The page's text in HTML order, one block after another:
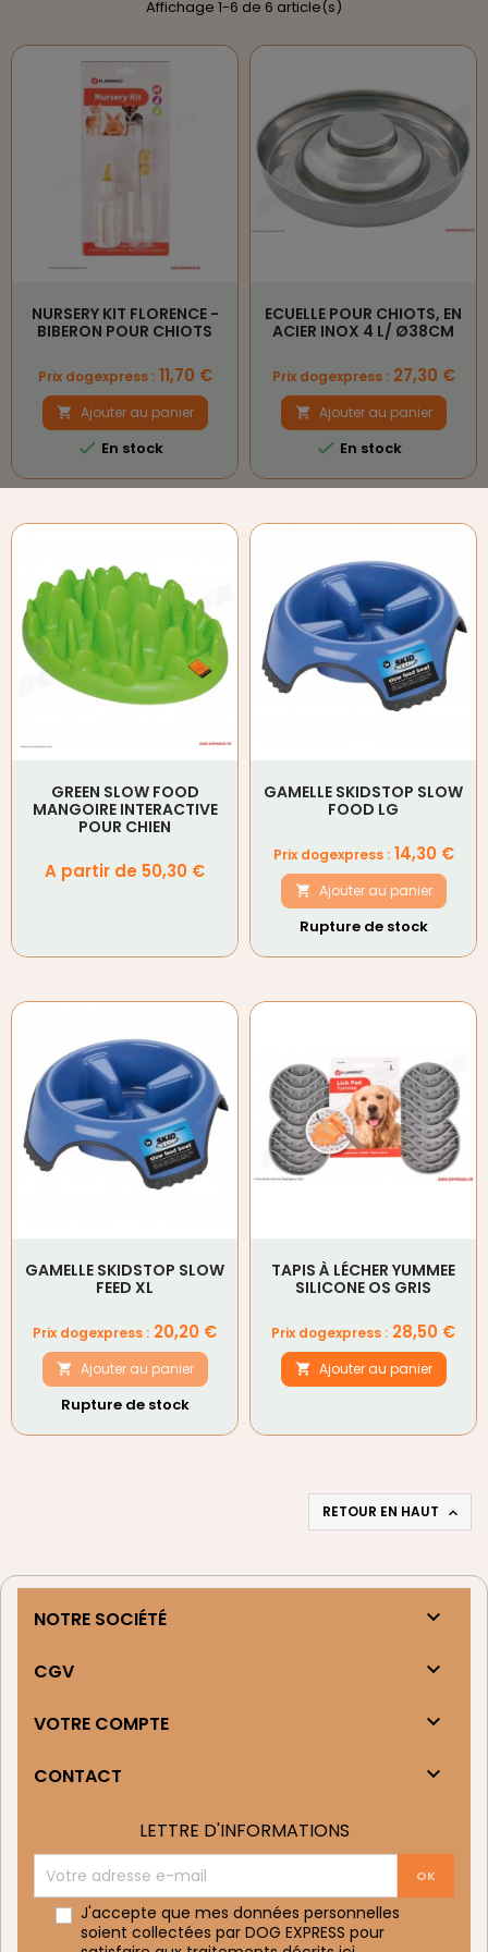
Affichage 1-6 de 6 article(s)
NURSERY KIT FLORENCE -
BIBERON POUR CHIOTS
Prix
Prix dogexpress :11,70 €
 Ajouter au panier
 En stock
ECUELLE POUR CHIOTS, EN
ACIER INOX 4 L/ Ø38CM
Prix
Prix dogexpress :27,30 €
 Ajouter au panier
 En stock
GREEN SLOW FOOD
MANGOIRE INTERACTIVE
POUR CHIEN
Prix
A partir de 50,30 €
GAMELLE SKIDSTOP SLOW
FOOD LG
Prix
Prix dogexpress :14,30 €
 Ajouter au panier
Rupture de stock
GAMELLE SKIDSTOP SLOW
FEED XL
Prix
Prix dogexpress : 20,20 €
 Ajouter au panier
Rupture de stock
TAPIS À LÉCHER YUMMEE
SILICONE OS GRIS
Prix
Prix dogexpress : 28,50 €
 Ajouter au panier
RETOUR EN HAUT 
NOTRE SOCIÉTÉ 
CGV 
VOTRE COMPTE 
CONTACT 
LETTRE D'INFORMATIONS
J'accepte que mes données personnelles
soient collectées par DOG EXPRESS pour